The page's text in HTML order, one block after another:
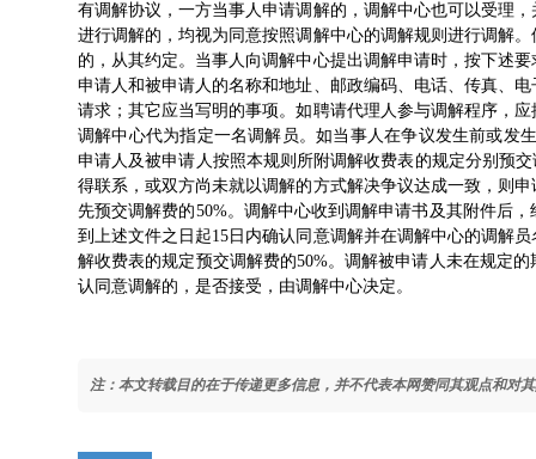
有调解协议，一方当事人申请调解的，调解中心也可以受理
进行调解的，均视为同意按照调解中心的调解规则进行调解
的，从其约定。当事人向调解中心提出调解申请时，按下述
申请人和被申请人的名称和地址、邮政编码、电话、传真、
请求；其它应当写明的事项。如聘请代理人参与调解程序，
调解中心代为指定一名调解员。如当事人在争议发生前或发
申请人及被申请人按照本规则所附调解收费表的规定分别预
得联系，或双方尚未就以调解的方式解决争议达成一致，则
先预交调解费的50%。调解中心收到调解申请书及其附件后
到上述文件之日起15日内确认同意调解并在调解中心的调解
解收费表的规定预交调解费的50%。调解被申请人未在规定
认同意调解的，是否接受，由调解中心决定。
注：本文转载目的在于传递更多信息，并不代表本网赞同其观点和对